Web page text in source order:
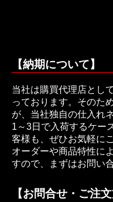
【納期について】
当社は購買代理店とし
っております。そのた
が、当社独自の仕入れ
1～3日で入荷するケー
客様も、ぜひお気軽に
オーダーや商品特性に
すので、まずはお問い
【お問合せ・ご注文